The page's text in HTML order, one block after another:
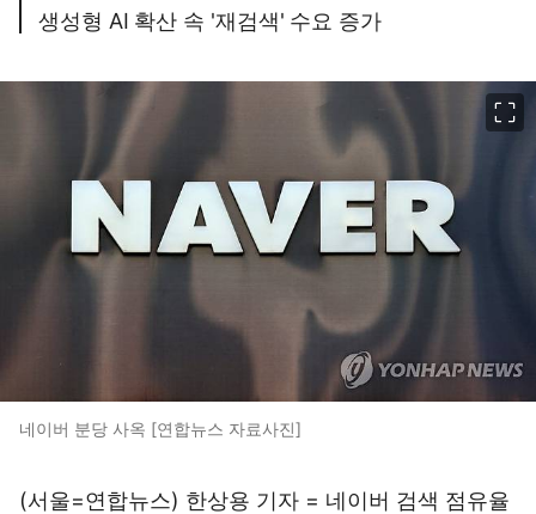
생성형 AI 확산 속 '재검색' 수요 증가
네이버 분당 사옥 [연합뉴스 자료사진]
(서울=연합뉴스) 한상용 기자 = 네이버 검색 점유율